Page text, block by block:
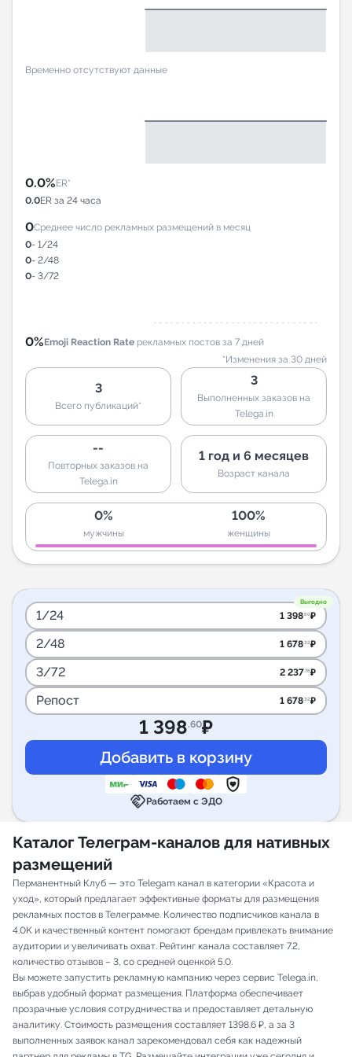
Временно отсутствуют данные
0.0%ER*
0.0ER за 24 часа
0Среднее число рекламных размещений в месяц
0- 1/24
0- 2/48
0- 3/72
0%Emoji Reaction Rate рекламных постов за 7 дней
*Изменения за 30 дней
3
Всего публикаций*
3
Выполненных заказов на
Telega.in
--
Повторных заказов на
Telega.in
1 год и 6 месяцев
Возраст канала
0%
мужчины
100%
женщины
Выгодно
1/24 1 398.60₽
2/48 1 678.32₽
3/72 2 237.76₽
Репост 1 678.32₽
1 398.60₽
handshakeРаботаем с ЭДО
Каталог Телеграм-каналов для нативных
размещений
Перманентный Клуб — это Telegam канал в категории «Красота и
уход», который предлагает эффективные форматы для размещения
рекламных постов в Телеграмме. Количество подписчиков канала в
4.0K и качественный контент помогают брендам привлекать внимание
аудитории и увеличивать охват. Рейтинг канала составляет 7.2,
количество отзывов – 3, со средней оценкой 5.0.
Вы можете запустить рекламную кампанию через сервис Telega.in,
выбрав удобный формат размещения. Платформа обеспечивает
прозрачные условия сотрудничества и предоставляет детальную
аналитику. Стоимость размещения составляет 1398.6 ₽, а за 3
выполненных заявок канал зарекомендовал себя как надежный